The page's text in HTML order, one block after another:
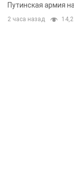
Путинская армия
2 часа назад 14,2